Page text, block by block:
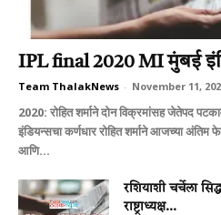
IPL final 2020 MI मुंबई
Team ThalakNews - November 11,
2020: रोहित शर्माने दोन विक्रमांसह जेतेपद
इंडियन्सचा कर्णधार रोहित शर्माने आजच्या
आणि...
रशियाशी चर्चेला
राष्ट्राध्यक्ष...